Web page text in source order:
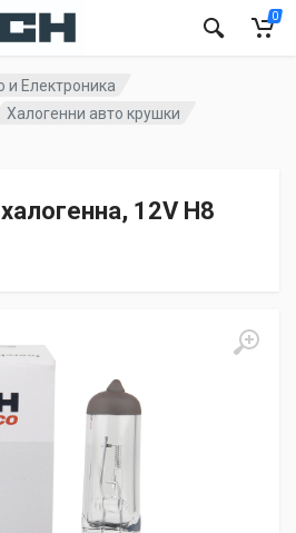
0
и Електроника
Халогенни авто крушки
12V H8